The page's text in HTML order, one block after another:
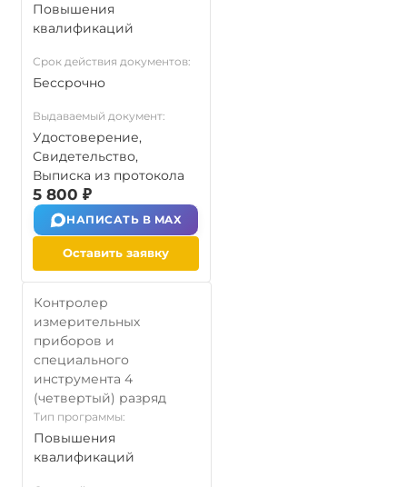
Повышения
квалификаций
Срок действия документов:
Бессрочно
Выдаваемый документ:
Удостоверение,
Свидетельство,
Выписка из протокола
5 800 ₽
НАПИСАТЬ В MAX
Оставить заявку
Контролер
измерительных
приборов и
специального
инструмента 4
(четвертый) разряд
Тип программы:
Повышения
квалификаций